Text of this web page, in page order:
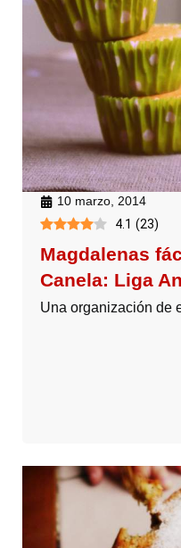
10 marzo, 2014
4.1 (23)
Magdalenas
Canela: Liga
Una organización de